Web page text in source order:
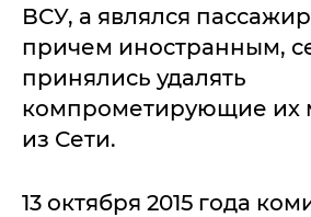
ВСУ, а являлся
причем иностранным,
принялись удалять
компрометирующие их
из Сети.
13 октября 2015 года